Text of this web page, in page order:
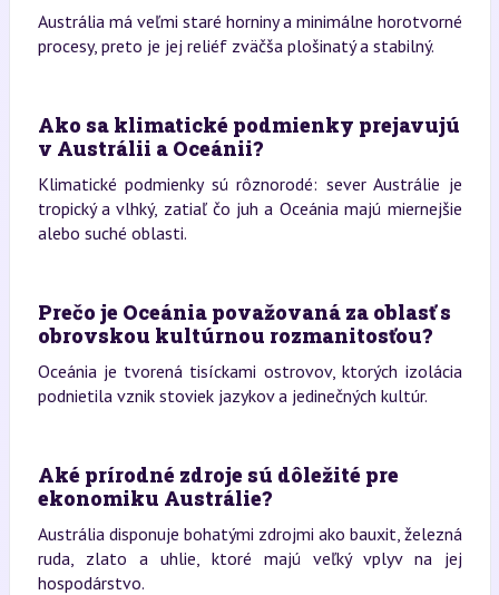
Austrália má veľmi staré horniny a minimálne horotvorné
procesy, preto je jej reliéf zväčša plošinatý a stabilný.
Ako sa klimatické podmienky prejavujú
v Austrálii a Oceánii?
Klimatické podmienky sú rôznorodé: sever Austrálie je
tropický a vlhký, zatiaľ čo juh a Oceánia majú miernejšie
alebo suché oblasti.
Prečo je Oceánia považovaná za oblasť s
obrovskou kultúrnou rozmanitosťou?
Oceánia je tvorená tisíckami ostrovov, ktorých izolácia
podnietila vznik stoviek jazykov a jedinečných kultúr.
Aké prírodné zdroje sú dôležité pre
ekonomiku Austrálie?
Austrália disponuje bohatými zdrojmi ako bauxit, železná
ruda, zlato a uhlie, ktoré majú veľký vplyv na jej
hospodárstvo.